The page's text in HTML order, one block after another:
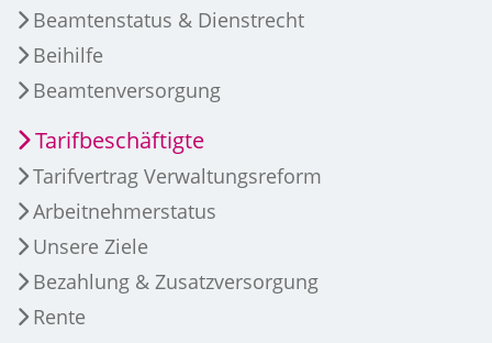
Beamtenstatus & Dienstrecht
Beihilfe
Beamtenversorgung
Tarifbeschäftigte
Tarifvertrag Verwaltungsreform
Arbeitnehmerstatus
Unsere Ziele
Bezahlung & Zusatzversorgung
Rente